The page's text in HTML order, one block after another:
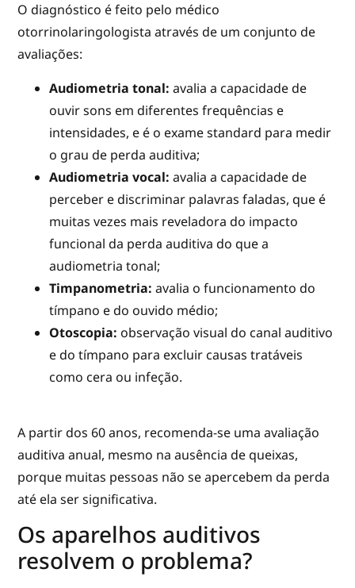
O diagnóstico é feito pelo médico
otorrinolaringologista através de um conjunto de
avaliações:
Audiometria tonal: avalia a capacidade de
ouvir sons em diferentes frequências e
intensidades, e é o exame standard para medir
o grau de perda auditiva;
Audiometria vocal: avalia a capacidade de
perceber e discriminar palavras faladas, que é
muitas vezes mais reveladora do impacto
funcional da perda auditiva do que a
audiometria tonal;
Timpanometria: avalia o funcionamento do
tímpano e do ouvido médio;
Otoscopia: observação visual do canal auditivo
e do tímpano para excluir causas tratáveis
como cera ou infeção.
A partir dos 60 anos, recomenda-se uma avaliação
auditiva anual, mesmo na ausência de queixas,
porque muitas pessoas não se apercebem da perda
até ela ser significativa.
Os aparelhos auditivos
resolvem o problema?